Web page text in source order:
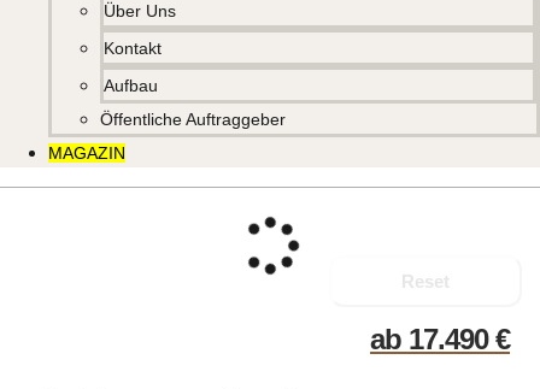
Über Uns
Kontakt
Aufbau
Öffentliche Auftraggeber
MAGAZIN
Reset
ab 17.490€